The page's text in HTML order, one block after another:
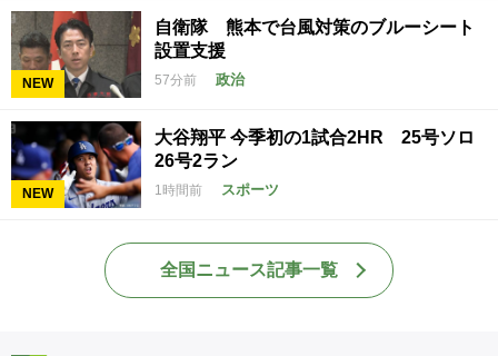
NEW
自衛隊 熊本で台風対策のブルーシート
設置支援
57分前 政治
NEW
大谷翔平 今季初の1試合2HR 25号ソロ
26号2ラン
1時間前 スポーツ
全国ニュース記事一覧